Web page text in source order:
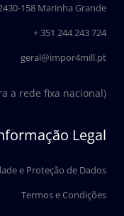
158 Marinha Grande
+ 351 244 243 724
geral@impor4mill.pt
a rede fixa nacional)
Legal
e Proteção de Dados
Termos e Condições